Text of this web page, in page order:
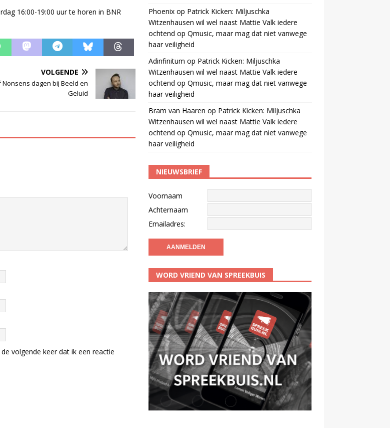
16:00-19:00 uur te horen in BNR
VOLGENDE
Nonsens dagen bij Beeld en
Geluid
volgende keer dat ik een reactie
Phoenixop Patrick Kicken: Miljuschka
Witzenhausen wil wel naast Mattie Valk iedere
ochtend op Qmusic, maar mag dat niet vanwege
haar veiligheid
Adinfinitum op Patrick Kicken: Miljuschka
Witzenhausen wil wel naast Mattie Valk iedere
ochtend op Qmusic, maar mag dat niet vanwege
haar veiligheid
Bram van Haaren op Patrick Kicken: Miljuschka
Witzenhausen wil wel naast Mattie Valk iedere
ochtend op Qmusic, maar mag dat niet vanwege
haar veiligheid
NIEUWSBRIEF
Voornaam
Achternaam
Emailadres:
WORD VRIEND VAN SPREEKBUIS